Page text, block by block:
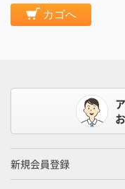
カゴへ
新規会員登録